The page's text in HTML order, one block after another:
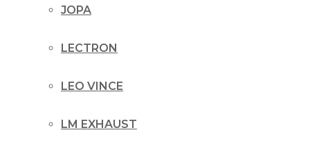
JOPA
LECTRON
LEO VINCE
LM EXHAUST